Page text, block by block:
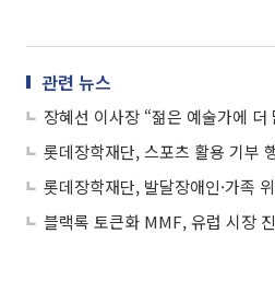
관련 뉴스
블랙록 토큰화 MMF, 유럽 시장 진